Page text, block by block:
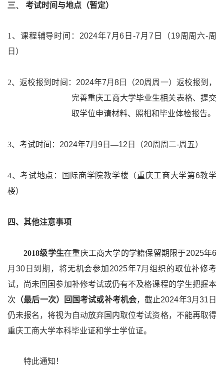
三、 考试时间与地点（暂定）
1、课程辅导时间： 2024年7月6 日-7月 7 日（ 19周周六-周
日）
2、返校报到时间： 2024年7月8 日（20周周一）返校报到，
完善重庆工商大学毕业生相关表格、提交
取学位申请材料、照相和毕业体检报告。
3、考试时间： 2024年7月 9 日—12 日（20周周二-周五）
4、考试地点：国际商学院教学楼（重庆工商大学第6教学
楼）
四、其他注意事项
2018级学生在重庆工商大学的学籍保留期限于2025年6
月 30日到期，将无机会参加 2025年7月组织的取位补修考
试，尚未回国参加补修考试或仍有不及格课程的学生把握本
次 （最后一次）回国考试或补考机会，截止2024年3月 31 日
仍未报名，将视为自动放弃国内取位考试资格，不能再取得
重庆工商大学本科毕业证和学士学位证。
特此通知！